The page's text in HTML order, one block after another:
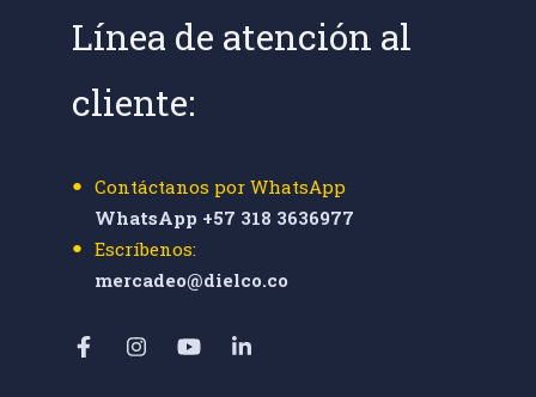
Línea de atención al
cliente:
Contáctanos por WhatsApp
WhatsApp +57 318 3636977
Escríbenos:
mercadeo@dielco.co